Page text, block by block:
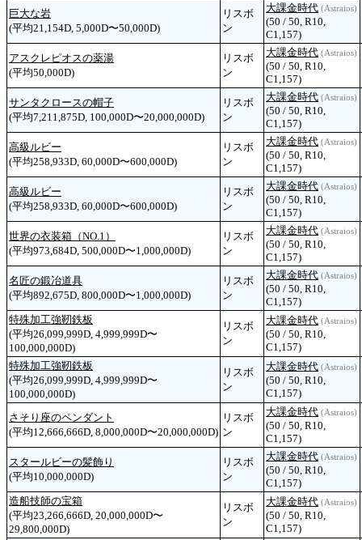
巨大な岩
(平均21,154D, 5,000D〜50,000D)
リスボ
ン
大課金時代 (Astraios)
(50 / 50, R10,
C1,157)
アスクレピオスの薬湯
(平均50,000D)
リスボ
ン
大課金時代 (Astraios)
(50 / 50, R10,
C1,157)
サンタクロースの帽子
(平均7,211,875D, 100,000D〜20,000,000D)
リスボ
ン
大課金時代 (Astraios)
(50 / 50, R10,
C1,157)
高級ルビー
(平均258,933D, 60,000D〜600,000D)
リスボ
ン
大課金時代 (Astraios)
(50 / 50, R10,
C1,157)
高級ルビー
(平均258,933D, 60,000D〜600,000D)
リスボ
ン
大課金時代 (Astraios)
(50 / 50, R10,
C1,157)
世界の衣装箱（NO.1）
(平均973,684D, 500,000D〜1,000,000D)
リスボ
ン
大課金時代 (Astraios)
(50 / 50, R10,
C1,157)
名匠の鍛冶道具
(平均892,675D, 800,000D〜1,000,000D)
リスボ
ン
大課金時代 (Astraios)
(50 / 50, R10,
C1,157)
特殊加工強靭鉄板
(平均26,099,999D, 4,999,999D〜
100,000,000D)
リスボ
ン
大課金時代 (Astraios)
(50 / 50, R10,
C1,157)
特殊加工強靭鉄板
(平均26,099,999D, 4,999,999D〜
100,000,000D)
リスボ
ン
大課金時代 (Astraios)
(50 / 50, R10,
C1,157)
さそり座のペンダント
(平均12,666,666D, 8,000,000D〜20,000,000D)
リスボ
ン
大課金時代 (Astraios)
(50 / 50, R10,
C1,157)
スタールビーの髪飾り
(平均10,000,000D)
リスボ
ン
大課金時代 (Astraios)
(50 / 50, R10,
C1,157)
造船技師の宝箱
(平均23,266,666D, 20,000,000D〜
29,800,000D)
リスボ
ン
大課金時代 (Astraios)
(50 / 50, R10,
C1,157)